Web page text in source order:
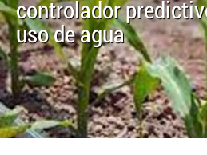
controlador
uso de agua